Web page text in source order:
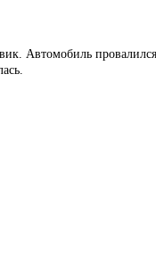
Автомобиль